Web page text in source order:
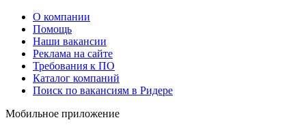
О компании
Помощь
Наши вакансии
Реклама на сайте
Требования к ПО
Каталог компаний
Поиск по вакансиям в Ридере
Мобильное приложение